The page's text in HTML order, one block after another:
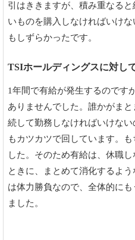
引はききますが、積み重なる
いものを購入しなければいけ
もしずらかったです。
TSIホールディングスに対し
1年間で有給が発生するのです
ありませんでした。誰かがま
続して勤務しなければいけな
もカツカツで回しています。
した。そのため有給は、休職
ときに、まとめて消化するよ
は体力勝負なので、全体的に
ました。